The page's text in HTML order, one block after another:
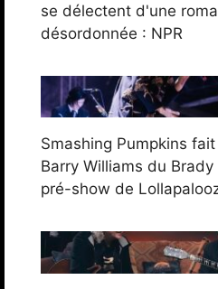
se délectent d'une
désordonnée : NPR
Smashing Pumpkins
Barry Williams du Brady
pré-show de